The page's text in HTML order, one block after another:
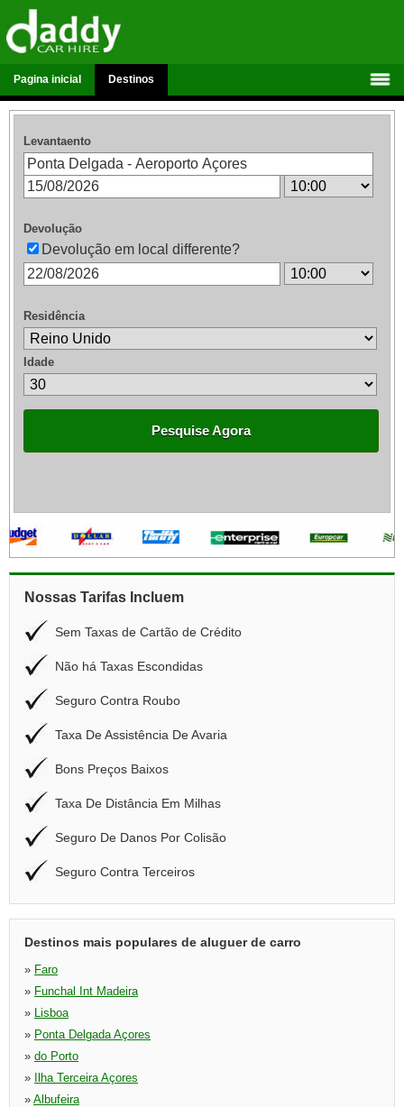
Pagina inicial Destinos
Levantaento
Devolução
Devolução em local differente?
Residência
Idade
Pesquise Agora
Nossas Tarifas Incluem
Sem Taxas de Cartão de Crédito
Não há Taxas Escondidas
Seguro Contra Roubo
Taxa De Assistência De Avaria
Bons Preços Baixos
Taxa De Distância Em Milhas
Seguro De Danos Por Colisão
Seguro Contra Terceiros
Destinos mais populares de aluguer de carro
» Faro
» Funchal Int Madeira
» Lisboa
» Ponta Delgada Açores
» do Porto
»
Ilha Terceira Açores
» Albufeira